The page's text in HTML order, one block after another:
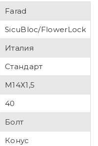
Farad
SicuBloc/FlowerLock
Италия
Стандарт
М14Х1,5
40
Болт
Конус